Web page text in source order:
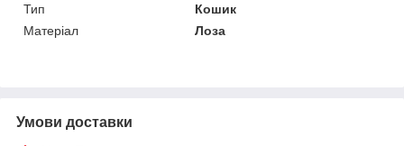
Тип
Кошик
Матеріал
Лоза
Умови доставки